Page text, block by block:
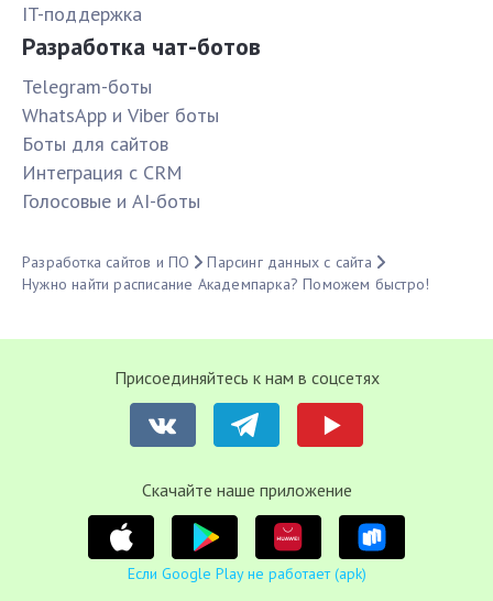
IT-поддержка
Разработка чат-ботов
Telegram-боты
WhatsApp и Viber боты
Боты для сайтов
Интеграция с CRM
Голосовые и AI-боты
Разработка сайтов и ПО
Парсинг данных с сайта
Нужно найти расписание Академпарка? Поможем быстро!
Присоединяйтесь к нам в соцсетях
Cкачайте наше приложение
Если Google Play не работает (apk)